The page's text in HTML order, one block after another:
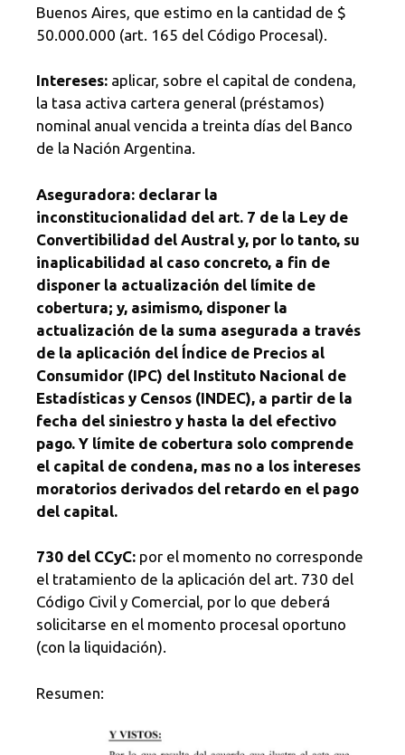
Buenos Aires, que estimo en la cantidad de $
50.000.000 (art. 165 del Código Procesal).
Intereses: aplicar, sobre el capital de condena,
la tasa activa cartera general (préstamos)
nominal anual vencida a treinta días del Banco
de la Nación Argentina.
Aseguradora: declarar la
inconstitucionalidad del art. 7 de la Ley de
Convertibilidad del Austral y, por lo tanto, su
inaplicabilidad al caso concreto, a fin de
disponer la actualización del límite de
cobertura; y, asimismo, disponer la
actualización de la suma asegurada a través
de la aplicación del Índice de Precios al
Consumidor (IPC) del Instituto Nacional de
Estadísticas y Censos (INDEC), a partir de la
fecha del siniestro y hasta la del efectivo
pago. Y límite de cobertura solo comprende
el capital de condena, mas no a los intereses
moratorios derivados del retardo en el pago
del capital.
730 del CCyC: por el momento no corresponde
el tratamiento de la aplicación del art. 730 del
Código Civil y Comercial, por lo que deberá
solicitarse en el momento procesal oportuno
(con la liquidación).
Resumen: